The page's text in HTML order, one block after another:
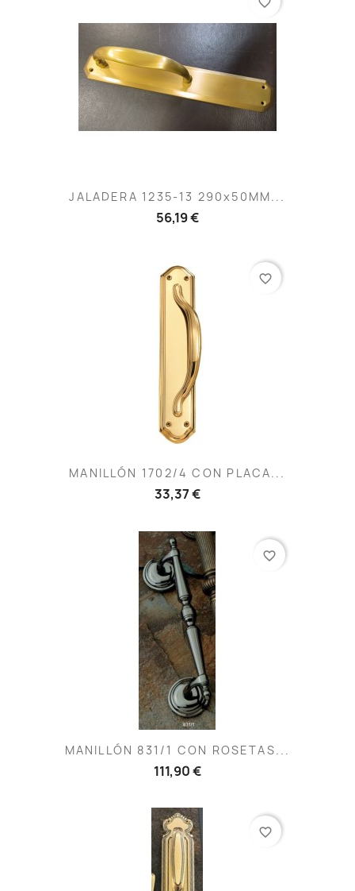
JALADERA 1235-13 290x50MM...
56,19 €
MANILLÓN 1702/4 CON PLACA...
33,37 €
favorite_border
MANILLÓN 831/1 CON ROSETAS...
111,90 €
favorite_border
favorite_border